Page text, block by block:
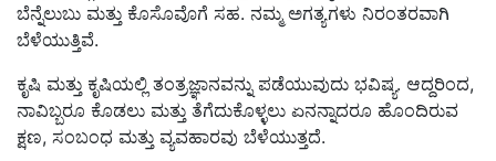
ಬೆನ್ನೆಲುಬು ಮತ್ತು ಕೊಸೊವೊಗೆ ಸಹ. ನಮ್ಮ ಅಗತ್ಯಗಳು ನಿರಂತರವಾಗಿ
ಬೆಳೆಯುತ್ತಿವೆ.
ಕೃಷಿ ಮತ್ತು ಕೃಷಿಯಲ್ಲಿ ತಂತ್ರಜ್ಞಾನವನ್ನು ಪಡೆಯುವುದು ಭವಿಷ್ಯ. ಆದ್ದರಿಂದ,
ನಾವಿಬ್ಬರೂ ಕೊಡಲು ಮತ್ತು ತೆಗೆದುಕೊಳ್ಳಲು ಏನನ್ನಾದರೂ ಹೊಂದಿರುವ
ಕ್ಷಣ, ಸಂಬಂಧ ಮತ್ತು ವ್ಯವಹಾರವು ಬೆಳೆಯುತ್ತದೆ.